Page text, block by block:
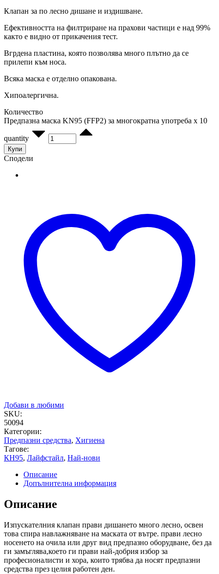
Клапан за по лесно дишане и издишване.
Ефективността на филтриране на прахови частици е над 99%
както е видно от прикачения тест.
Вгрдена пластина, която позволява много плътно да се
прилепи към носа.
Всяка маска е отделно опакована.
Хипоалергична.
Количество
Предпазна маска KN95 (FFP2) за многократна употреба x 10
quantity
Купи
Сподели
Добави в любими
SKU:
50094
Категории:
Предпазни средства, Хигиена
Тагове:
КН95, Лайфстайл, Най-нови
Описание
Допълнителна информация
Описание
Изпускателния клапан прави дишането много лесно, освен
това спира навлажняване на маската от вътре. прави лесно
носенето на очила или друг вид предпазно оборудване, без да
ги замъглява,което ги прави най-добрия избор за
професионалисти и хора, които трябва да носят предпазни
средства през целия работен ден.